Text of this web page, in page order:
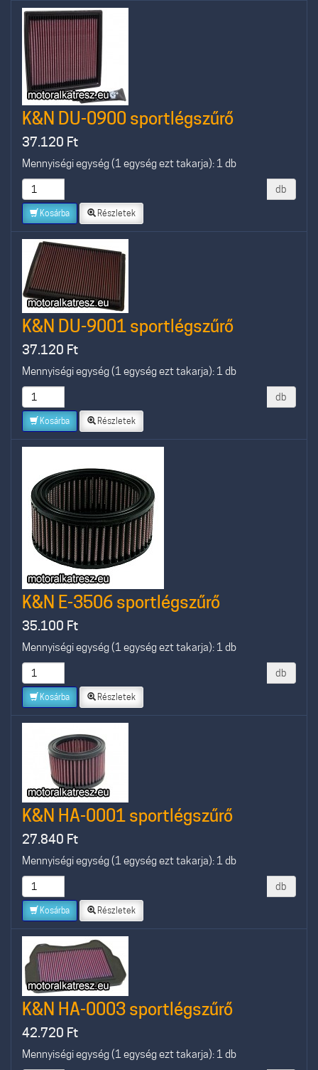
K&N DU-0900 sportlégszűrő
37.120 Ft
Mennyiségi egység (1 egység ezt takarja): 1 db
db
Kosárba Részletek
K&N DU-9001 sportlégszűrő
37.120 Ft
Mennyiségi egység (1 egység ezt takarja): 1 db
db
Kosárba Részletek
K&N E-3506 sportlégszűrő
35.100 Ft
Mennyiségi egység (1 egység ezt takarja): 1 db
db
Kosárba Részletek
K&N HA-0001 sportlégszűrő
27.840 Ft
Mennyiségi egység (1 egység ezt takarja): 1 db
db
Kosárba Részletek
K&N HA-0003 sportlégszűrő
42.720 Ft
Mennyiségi egység (1 egység ezt takarja): 1 db